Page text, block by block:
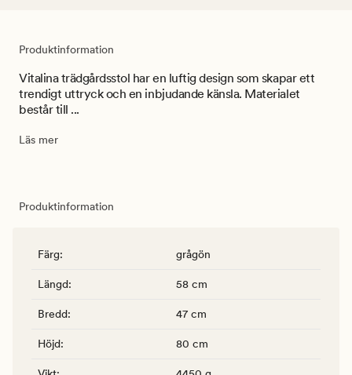
Produktinformation
Vitalina trädgårdsstol har en luftig design som skapar ett
trendigt uttryck och en inbjudande känsla. Materialet
består till ...
Läs mer
Produktinformation
Färg: grågön
Längd: 58 cm
Bredd: 47 cm
Höjd: 80 cm